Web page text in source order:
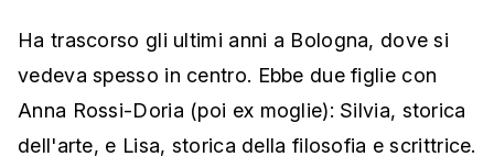
Ha trascorso gli ultimi anni a Bologna, dove si
vedeva spesso in centro. Ebbe due figlie con
Anna Rossi-Doria (poi ex moglie): Silvia, storica
dell'arte, e Lisa, storica della filosofia e scrittrice.